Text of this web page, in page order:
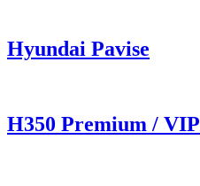
Hyundai Pavise
Н350 Premium / VIP